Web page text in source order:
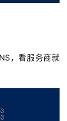
，看服务商就